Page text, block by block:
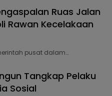
Ruas Jalan
Rawan Kecelakaan
pusat dalam…
Tangkap Pelaku
Sosial